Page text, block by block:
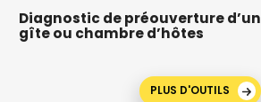
Diagnostic de préouverture d’un
gîte ou chambre d’hôtes
PLUS D'OUTILS